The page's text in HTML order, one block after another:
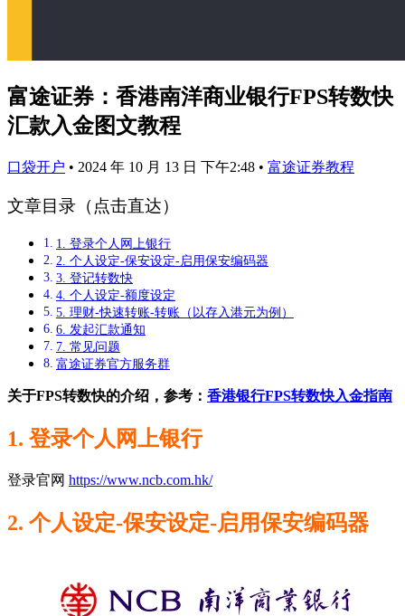
富途证券：香港南洋商业银行FPS转数快
汇款入金图文教程
口袋开户 • 2024 年 10 月 13 日 下午2:48 • 富途证券教程
文章目录（点击直达）
1. 登录个人网上银行
2. 个人设定-保安设定-启用保安编码器
3. 登记转数快
4. 个人设定-额度设定
5. 理财-快速转账-转账（以存入港元为例）
6. 发起汇款通知
7. 常见问题
富途证券官方服务群
关于FPS转数快的介绍，参考： 香港银行FPS转数快入金指南
1. 登录个人网上银行
登录官网 https://www.ncb.com.hk/
2. 个人设定-保安设定-启用保安编码器